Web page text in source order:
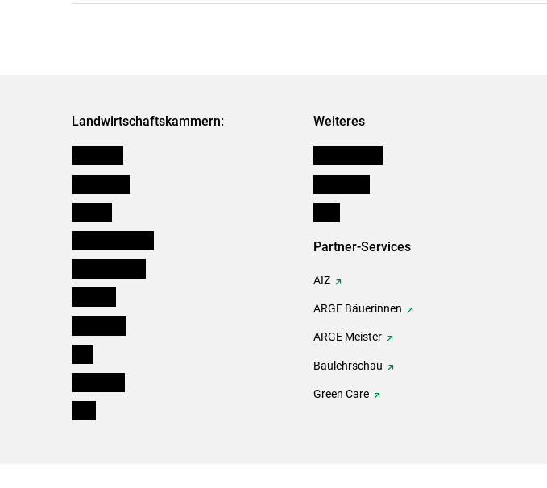
Landwirtschaftskammern: Weiteres
Partner-Services
AIZ
ARGE Bäuerinnen
ARGE Meister
Baulehrschau
Green Care